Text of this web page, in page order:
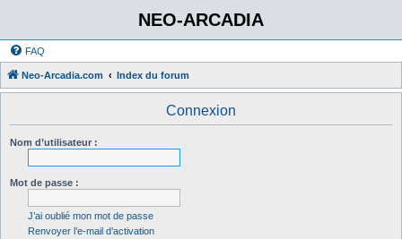
NEO-ARCADIA
FAQ
Neo-Arcadia.com Index du forum
Connexion
Nom d’utilisateur :
Mot de passe :
J’ai oublié mon mot de passe
Renvoyer l’e-mail d’activation